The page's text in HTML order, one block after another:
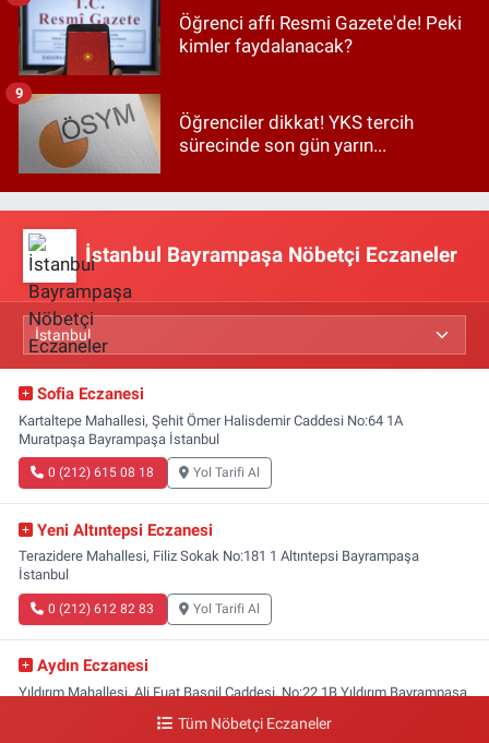
Öğrenci affı Resmi Gazete'de! Peki
kimler faydalanacak?
Öğrenciler dikkat! YKS tercih
sürecinde son gün yarın...
9
İstanbul Bayrampaşa Nöbetçi Eczaneler
Sofia Eczanesi
Kartaltepe Mahallesi, Şehit Ömer Halisdemir Caddesi No:64 1A
Muratpaşa Bayrampaşa İstanbul
0 (212) 615 08 18 Yol Tarifi Al
Yeni Altıntepsi Eczanesi
Terazidere Mahallesi, Filiz Sokak No:181 1 Altıntepsi Bayrampaşa
İstanbul
0 (212) 612 82 83 Yol Tarifi Al
Aydın Eczanesi
Yıldırım Mahallesi, Ali Fuat Başgil Caddesi, No:22 1B Yıldırım Bayrampaşa
Tüm Nöbetçi Eczaneler